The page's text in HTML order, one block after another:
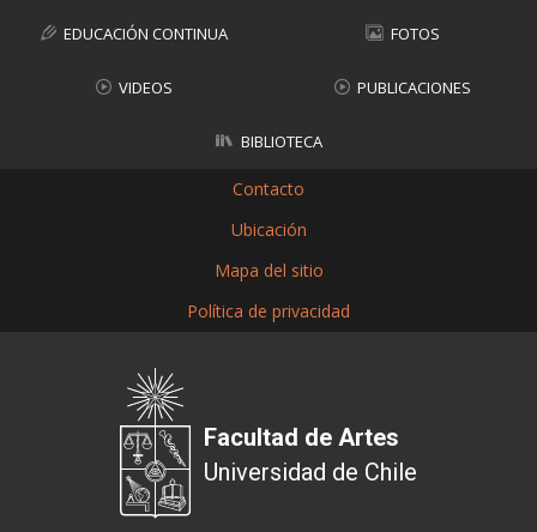
EDUCACIÓN CONTINUA FOTOS
VIDEOS PUBLICACIONES
BIBLIOTECA
Contacto
Ubicación
Mapa del sitio
Política de privacidad
Facultad de Artes
Universidad de Chile